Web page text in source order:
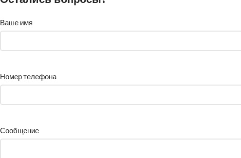
Ваше имя
Номер телефона
Сообщение